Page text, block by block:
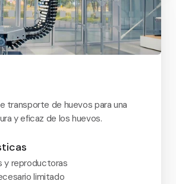
transporte de huevos para una
y eficaz de los huevos.
y reproductoras
limitado